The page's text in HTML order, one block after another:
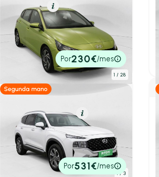
1 / 28
Gasolina Resumen
Hyundai i20
1.0 TGDI 74kW (100CV) Klass
202473.200 km100cvManual
14.690€ Por230€/mes
1/ 3
Híbrido (Gasolina)
Hyundai Santa Fe
1.6 TGDi HEV Maxx Auto 4x2
202278.850 km230cv Automático
29.990€ Por531€/mes